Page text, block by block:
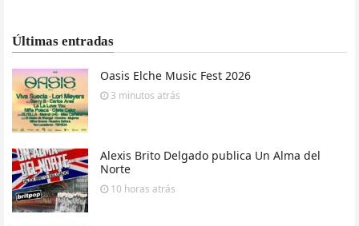
Últimas entradas
Oasis Elche Music Fest 2026
3 minutos atrás
Alexis Brito Delgado publica Un Alma del
Norte
10 horas atrás